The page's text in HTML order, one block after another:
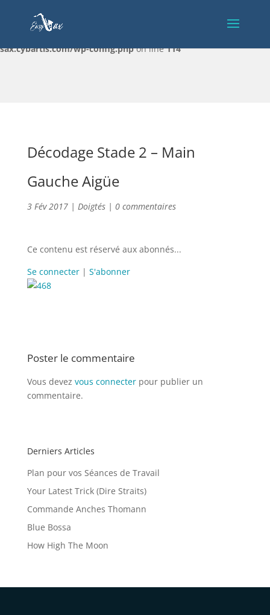
Warning: Constant DISALLOW_FILE_EDIT already defined in
/home/clients/c32e027febb4153914c27c03d07ed5f5/sites/easy-
sax.cybartis.com/wp-config.phpon line114
Décodage Stade 2 – Main
Gauche Aigüe
3 Fév 2017| Doigtés| 0 commentaires
Ce contenu est réservé aux abonnés...
Se connecter| S'abonner
Poster le commentaire
Vous devez vous connecterpour publier un
commentaire.
Derniers Articles
Plan pour vos Séances de Travail
Your Latest Trick (Dire Straits)
Commande Anches Thomann
Blue Bossa
How High The Moon